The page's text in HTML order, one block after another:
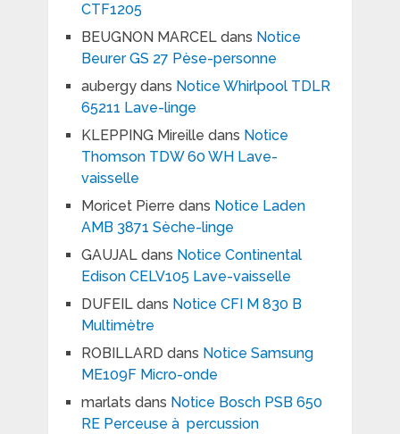
CTF1205
BEUGNON MARCELdans Notice
Beurer GS 27 Pèse-personne
aubergydans Notice Whirlpool TDLR
65211 Lave-linge
KLEPPING Mireille dans Notice
Thomson TDW 60 WH Lave-
vaisselle
Moricet Pierre dans Notice Laden
AMB 3871 Sèche-linge
GAUJALdans Notice Continental
Edison CELV105 Lave-vaisselle
DUFEILdans Notice CFI M 830 B
Multimètre
ROBILLARD dans Notice Samsung
ME109F Micro-onde
marlats dans Notice Bosch PSB 650
RE Perceuse à percussion